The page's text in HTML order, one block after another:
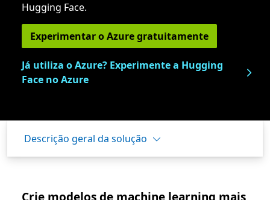
Hugging Face.
Experimentar o Azure gratuitamente
Já utiliza o Azure? Experimente a Hugging
Face no Azure
Descrição geral da solução